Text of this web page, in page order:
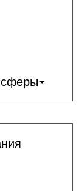
сферы